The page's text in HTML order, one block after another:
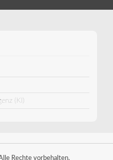
(KI)
Rechte vorbehalten.